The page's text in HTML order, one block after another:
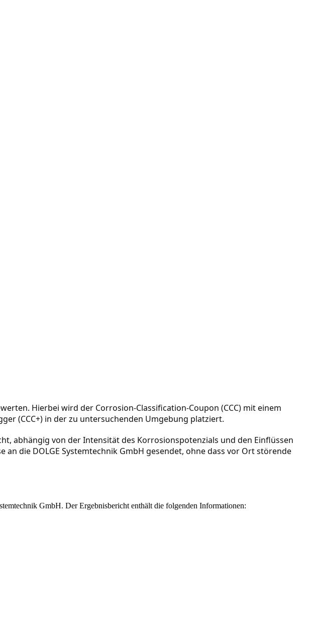
Hierbei wird der Corrosion-Classification-Coupon (CCC) mit einem
(CCC+) in der zu untersuchenden Umgebung platziert.
abhängig von der Intensität des Korrosionspotenzials und den Einflüssen
die DOLGE Systemtechnik GmbH gesendet, ohne dass vor Ort störende
GmbH. Der Ergebnisbericht enthält die folgenden Informationen: